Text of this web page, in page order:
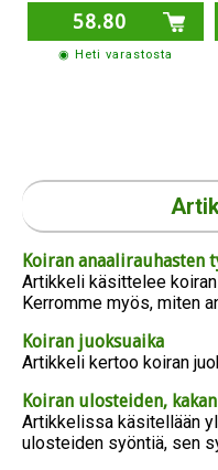
58.80
◉ Heti varastosta
Koiran anaalirauhasten
Artikkeli käsittelee
Kerromme myös, miten
Koiran juoksuaika
Artikkeli kertoo koiran
Koiran ulosteiden,
Artikkelissa käsitellään
ulosteiden syöntiä, sen